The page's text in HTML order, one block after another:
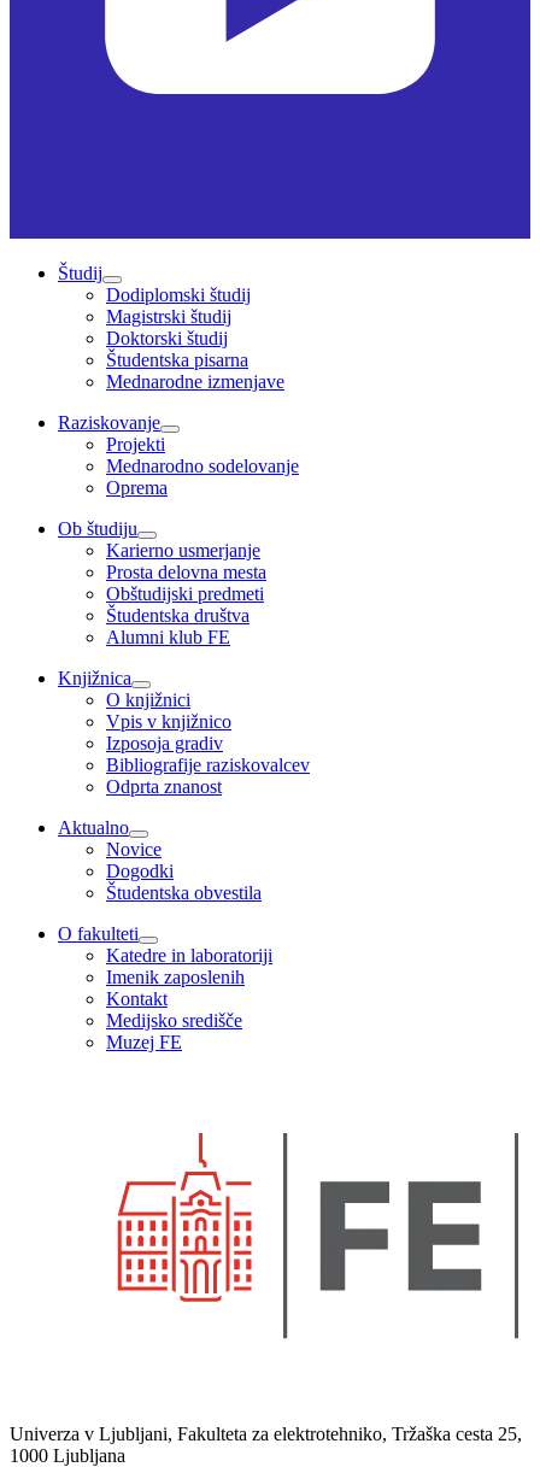
Študij
Dodiplomski študij
Magistrski študij
Doktorski študij
Študentska pisarna
Mednarodne izmenjave
Raziskovanje
Projekti
Mednarodno sodelovanje
Oprema
Ob študiju
Karierno usmerjanje
Prosta delovna mesta
Obštudijski predmeti
Študentska društva
Alumni klub FE
Knjižnica
O knjižnici
Vpis v knjižnico
Izposoja gradiv
Bibliografije raziskovalcev
Odprta znanost
Aktualno
Novice
Dogodki
Študentska obvestila
O fakulteti
Katedre in laboratoriji
Imenik zaposlenih
Kontakt
Medijsko središče
Muzej FE
Univerza v Ljubljani, Fakulteta za elektrotehniko, Tržaška cesta 25,
1000 Ljubljana